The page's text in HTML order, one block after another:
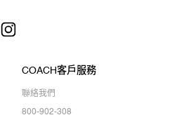
COACH客戶服務
聯絡我們
800-902-308